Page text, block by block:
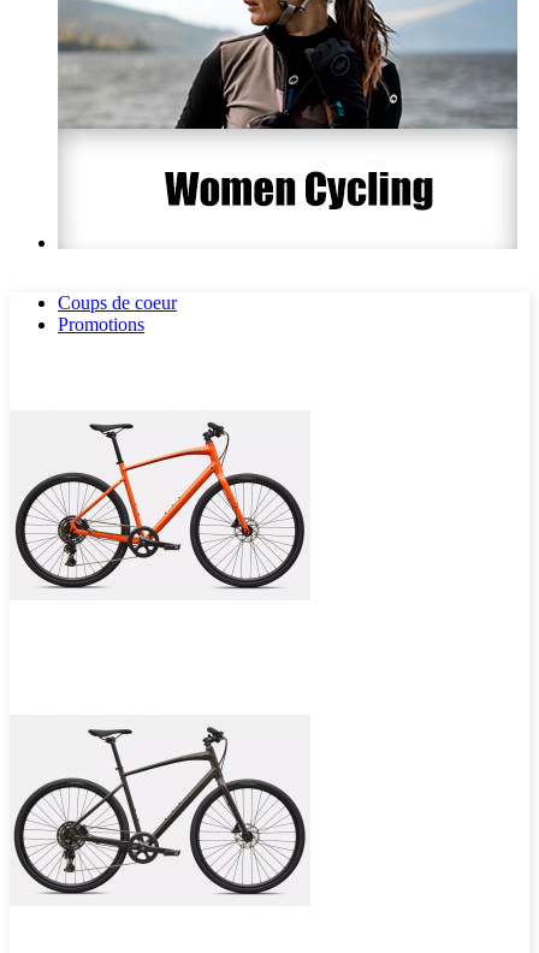
Coups de coeur
Promotions